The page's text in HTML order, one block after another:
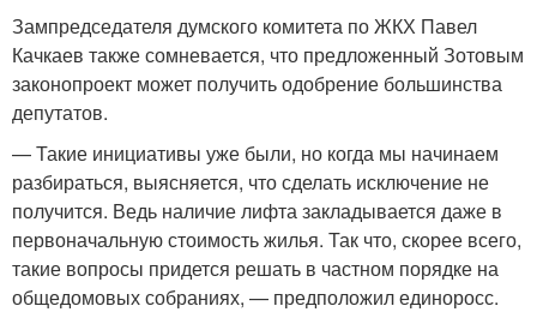
Зампредседателя думского комитета по ЖКХ Павел
Качкаев также сомневается, что предложенный Зотовым
законопроект может получить одобрение большинства
депутатов.
— Такие инициативы уже были, но когда мы начинаем
разбираться, выясняется, что сделать исключение не
получится. Ведь наличие лифта закладывается даже в
первоначальную стоимость жилья. Так что, скорее всего,
такие вопросы придется решать в частном порядке на
общедомовых собраниях, — предположил единоросс.